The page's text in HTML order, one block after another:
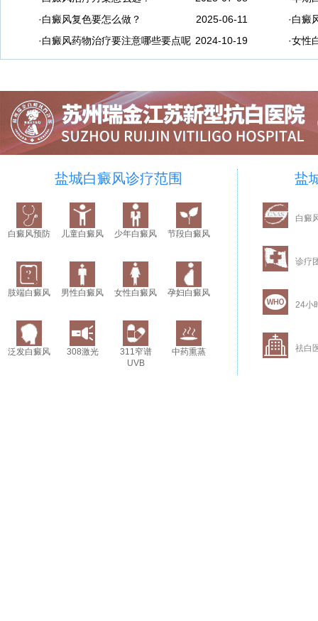
·白癜风复色要怎么做？
2025-06-11
·白癜风药物治疗要注意哪些要点呢 2024-10-19
·白癜
·女性
盐城白癜风诊疗范围
白癜风预防 儿童白癜风 少年白癜风 节段白癜风
肢端白癜风 男性白癜风 女性白癜风 孕妇白癜风
泛发白癜风 308激光
311窄谱
UVB
中药熏蒸
盐
白癜
诊疗
24小
祛白